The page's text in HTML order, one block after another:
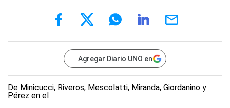
Agregar Diario UNO en
De Minicucci, Riveros, Mescolatti, Miranda, Giordanino y
Pérez en el